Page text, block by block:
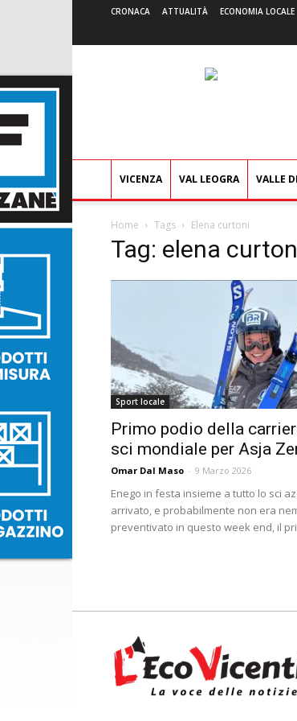
CRONACA ATTUALITÀ ECONOMIA LOCALE
VICENZA VAL LEOGRA VALLE
Home Tags Elena curtoni
Tag: elena
Sport locale
Primo podio della
sci mondiale per Asja
Omar Dal Maso - 9 Marzo 2026
Enego in festa insieme a tutto lo sci
arrivato, e probabilmente non era
preventivato in questo week end, il